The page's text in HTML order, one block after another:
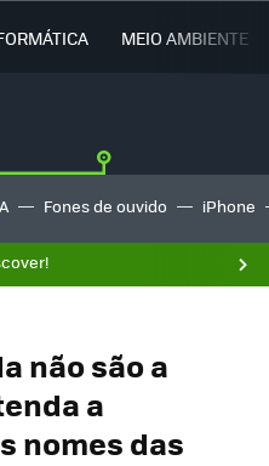
MEIO AMBIENTE
Fones de ouvido iPhone
não são a
a
nomes das